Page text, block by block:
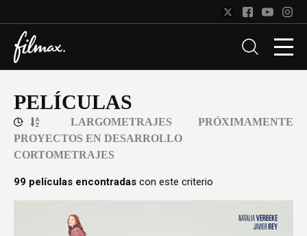
PELÍCULAS
LARGOMETRAJES
PRÓXIMAMENTE
PROYECTOS EN DESARROLLO
CORTOMETRAJES
99 películas encontradas con este criterio